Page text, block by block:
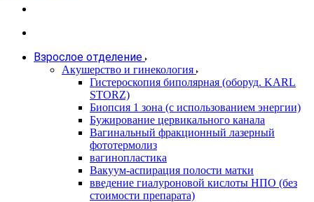
Взрослое отделение
Акушерство и гинекология
Гистероскопия биполярная (оборуд. KARL
STORZ)
Биопсия 1 зона (с использованием энергии)
Бужирование цервикального канала
Вагинальный фракционный лазерный
фототермолиз
вагинопластика
Вакуум-аспирация полости матки
введение гиалуроновой кислоты НПО (без
стоимости препарата)